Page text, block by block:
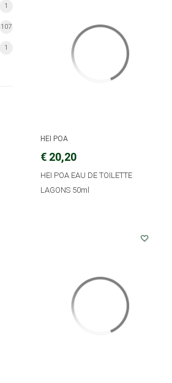
1
107
1
HEI POA
€ 20,20
HEI POA EAU DE TOILETTE
LAGONS 50ml